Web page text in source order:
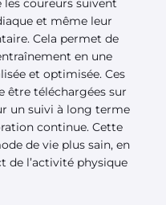
coureurs suivent
et même leur
Cela permet de
en une
et optimisée. Ces
être téléchargées sur
un suivi à long terme
continue. Cette
de vie plus sain, en
de l’activité physique